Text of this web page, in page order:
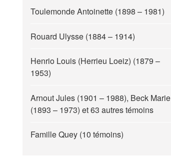
Toulemonde Antoinette (1898 – 1981)
Rouard Ulysse (1884 – 1914)
Henrio Louis (Herrieu Loeiz) (1879 –
1953)
Arnout Jules (1901 – 1988), Beck Marie
(1893 – 1973) et 63 autres témoins
Famille Quey (10 témoins)